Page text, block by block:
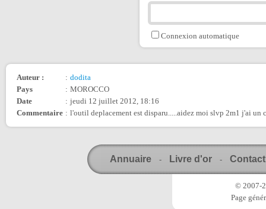
Connexion automatique
Auteur : : dodita
Pays
: MOROCCO
Date
: jeudi 12 juillet 2012, 18:16
Commentaire : l'outil deplacement est disparu.....aidez moi slvp 2m1 j'ai un
Annuaire - Livre d'or - Contact
© 2007-
Page